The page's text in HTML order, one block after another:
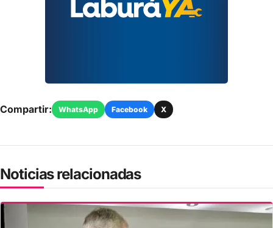
Compartir: WhatsApp Facebook X
Noticias relacionadas